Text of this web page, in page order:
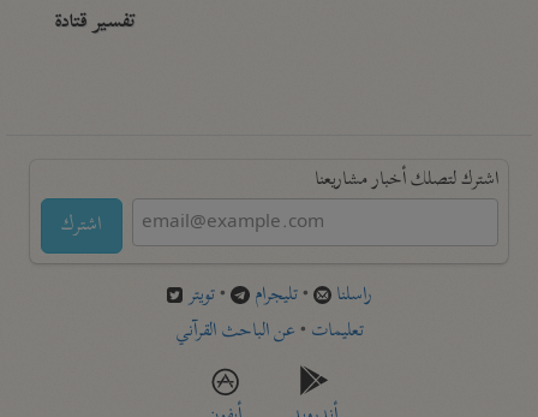
تفسير قتادة
اشترك لتصلك أخبار مشاريعنا
اشترك
راسلنا •تليجرام •تويتر
تعليمات •عن الباحث القرآني